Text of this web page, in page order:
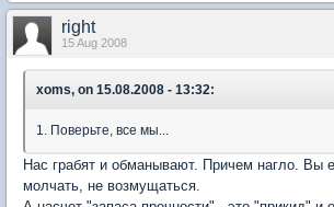
right
15 Aug 2008
xoms, on 15.08.2008 - 13:32:
1. Поверьте, все мы...
Нас грабят и обманывают. Причем нагло. Вы
молчать, не возмущаться.